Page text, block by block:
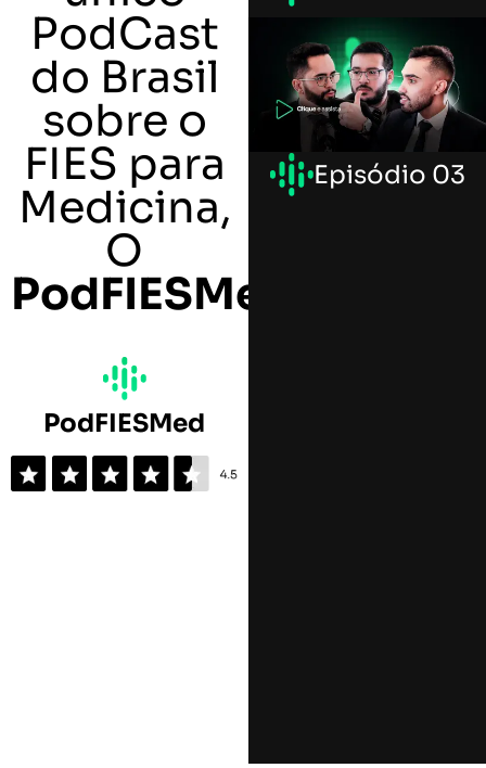
PodCast
do Brasil
sobre o
FIES para
Medicina,
O
PodFIESMed
PodFIESMed
Episódio 03